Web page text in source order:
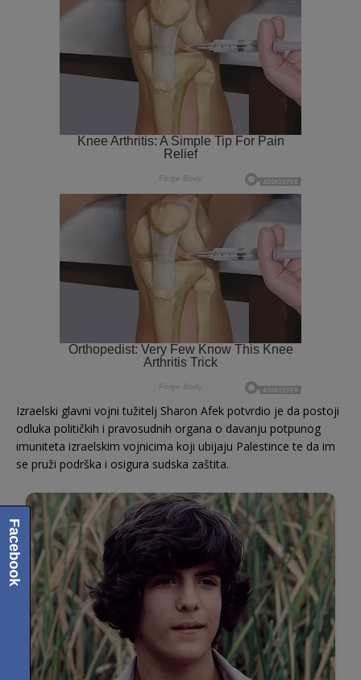
Izraelski glavni vojni tužitelj Sharon Afek potvrdio je da postoji
odluka političkih i pravosudnih organa o davanju potpunog
imuniteta izraelskim vojnicima koji ubijaju Palestince te da im
se pruži podrška i osigura sudska zaštita.
Facebook